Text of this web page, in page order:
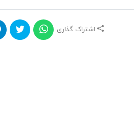
اشتراک گذاری